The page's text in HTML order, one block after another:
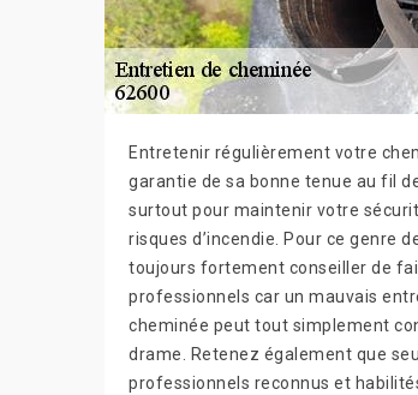
Entretenir régulièrement votre
garantie de sa bonne tenue au fil
surtout pour maintenir votre
risques d’incendie. Pour ce genre
toujours fortement conseiller de
professionnels car un mauvais
cheminée peut tout simplement
drame. Retenez également que
professionnels reconnus et